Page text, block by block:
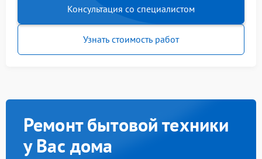
Консультация со специалистом
Узнать стоимость работ
Ремонт бытовой техники
у Вас дома